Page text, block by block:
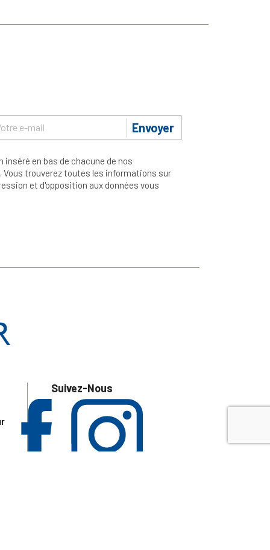
Envoyer
en bas de chacune de nos
trouverez toutes les informations sur
et d'opposition aux données vous
Suivez-Nous